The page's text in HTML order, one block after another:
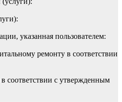
указанная пользователем:
ремонту в соответствии
соответствии с утвержденным